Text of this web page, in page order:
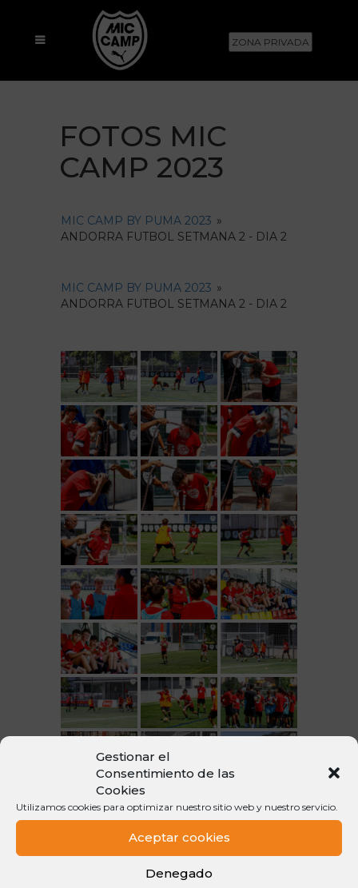
Gestionar el
Consentimiento de las
Cookies
Utilizamos cookies para optimizar nuestro sitio web y nuestro servicio.
Aceptar cookies
Denegado
ZONA PRIVADA
FOTOS MIC
CAMP 2023
MIC CAMP BY PUMA 2023 »
ANDORRA FUTBOL SETMANA 2 - DIA 2
MIC CAMP BY PUMA 2023 »
ANDORRA FUTBOL SETMANA 2 - DIA 2